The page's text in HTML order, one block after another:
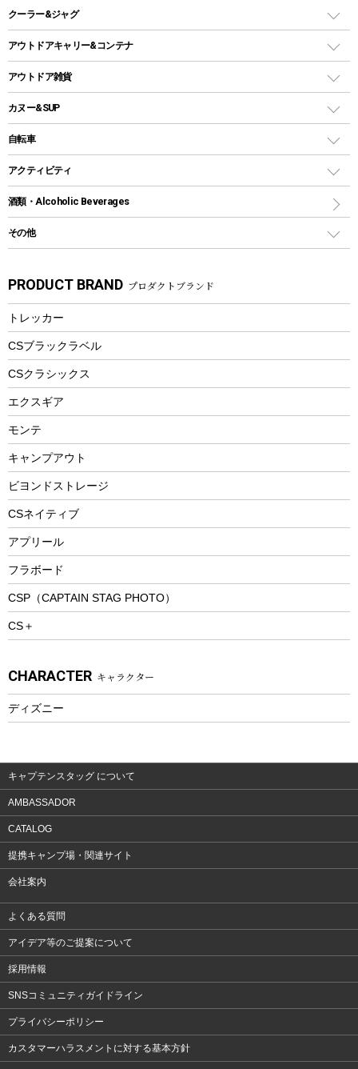
自立式タープ
パラソル
テントアクセサリー
ペグ
グランドシート
ガイドロープ
ツール
ヘッドライト
キャンドル
ガストーチ、ライター
卓上タイプグリル
パーティータイプグリル
鉄板、アミ
焚き火台&ストーブ
火起こし
バーベキューツール
ホットサンドメーカー
クッカーセット
シェラカップ
クッキングツール
ナイフ
カトラリー
マグカップ、カップ
ステンレスボトル
フードボトル
トレー
ランチョンマット
ランチボックス
ステンレスボトル
コップ付きタイプ
ワンタッチタイプ
プラスチックボトル
ディズニーボトル
クーラー&ジャグ
クーラーボックス
クーラーバッグ
ウォータージャグ
保冷剤
アウトドアキャリー&コンテナ
アウトドアキャリー
アウトドア雑貨
バックパック&バッグ
リュック、バックパック
トートバッグ、サコッシュ
ショッピングキャリー
その他アウトドア雑貨
スプレー関係
ツール、他
カヌー&SUP
インフレータブル
カヤック
パドル
ヘルメット
エアーポンプ
アクセサリー
自転車
折りたたみ自転車
スポーツサイクル
シティサイクル
自転車ウェア
アクティビティ
マリン
ラッシュガード
パラソル
フローティングベスト
ヘルメット
エアーポンプ
ビーチテント
ウィンター
スノーシュー
防寒ウェア
トレッキング
トレッキングアクセサリー
プレイグッズ
ウェルネス
ウェア、タオル
ウェア
酒類・Alcoholic Beverages
その他
湯たんぽ
防災用品
PRODUCT BRAND プロダクトブランド
トレッカー
CSブラックラベル
CSクラシックス
エクスギア
モンテ
キャンプアウト
ビヨンドストレージ
CSネイティブ
アプリール
フラボード
CSP（CAPTAIN STAG PHOTO）
CS＋
CHARACTER キャラクター
ディズニー
キャプテンスタッグ について
AMBASSADOR
CATALOG
提携キャンプ場・関連サイト
会社案内
よくある質問
アイデア等のご提案について
採用情報
SNSコミュニティガイドライン
プライバシーポリシー
カスタマーハラスメントに対する基本方針